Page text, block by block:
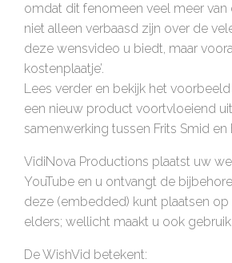
omdat dit fenomeen veel meer van
niet alleen verbaasd zijn over de
deze wensvideo u biedt, maar
kostenplaatje’.
Lees verder en bekijk het
een nieuw product voortvloeiend
samenwerking tussen Frits Smid en
VidiNova Productions plaatst uw
YouTube en u ontvangt de
deze (embedded) kunt plaatsen
elders; wellicht maakt u ook
De WishVid betekent: